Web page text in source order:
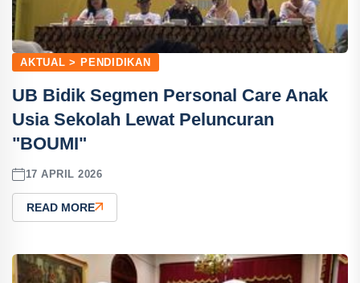
AKTUAL > PENDIDIKAN
UB Bidik Segmen Personal Care Anak
Usia Sekolah Lewat Peluncuran
"BOUMI"
17 APRIL 2026
READ MORE